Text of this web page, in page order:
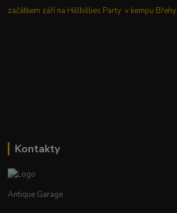
začátkem září na Hillbillies Party v kempu
Kontakty
Antique Garage